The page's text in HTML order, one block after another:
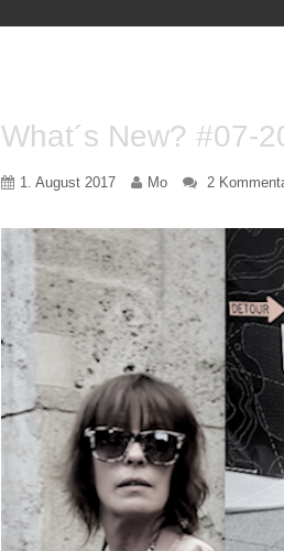
What´s New? #07-
1. August 2017 Mo 2